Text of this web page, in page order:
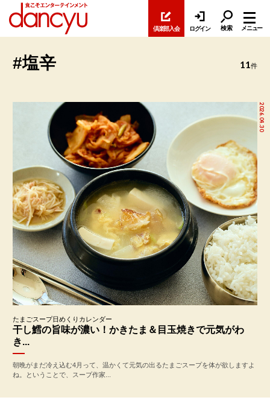
倶楽部入会 ログイン 検索 メニュー
#塩辛 11件
2026.04.30
たまごスープ日めくりカレンダー
干し鱈の旨味が濃い！かきたま＆目玉焼きで元気がわ
き...
朝晩がまだ冷え込む4月って、温かくて元気の出るたまごスープを体が欲しますよ
ね。ということで、スープ作家...